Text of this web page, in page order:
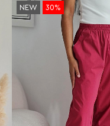
NEW 30%